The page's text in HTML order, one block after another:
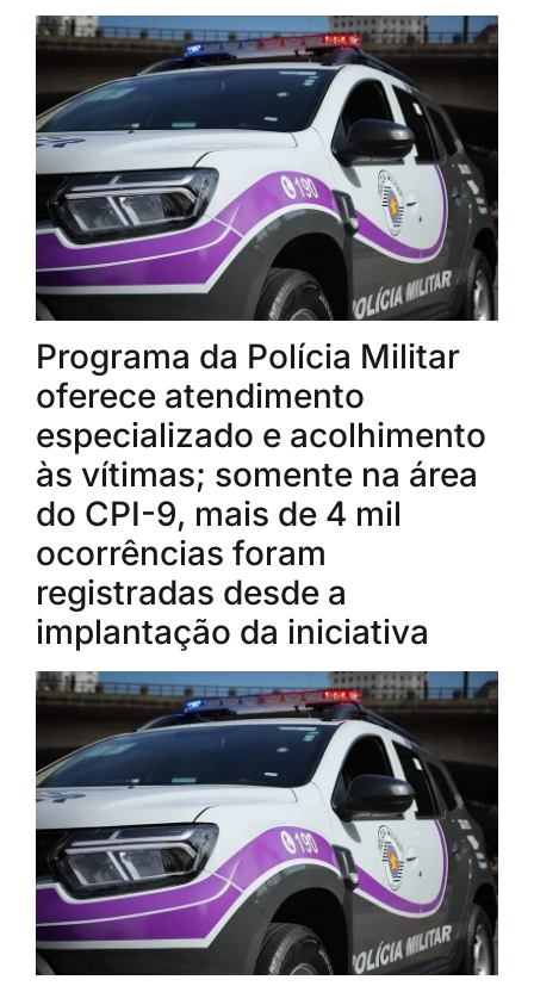
Programa da Polícia Militar
oferece atendimento
especializado e acolhimento
às vítimas; somente na área
do CPI-9, mais de 4 mil
ocorrências foram
registradas desde a
implantação da iniciativa